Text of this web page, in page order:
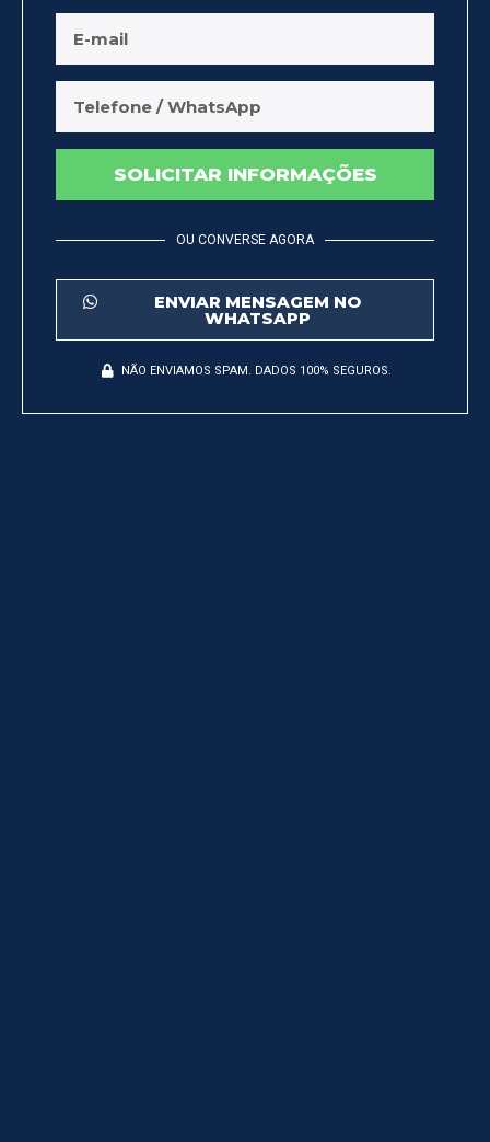
SOLICITAR INFORMAÇÕES
OU CONVERSE AGORA
ENVIAR MENSAGEM NO
WHATSAPP
NÃO ENVIAMOS SPAM. DADOS 100% SEGUROS.